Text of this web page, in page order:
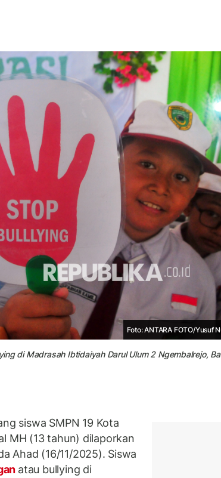
Foto: ANTARA FOTO/Yusuf
di Madrasah Ibtidaiyah Darul Ulum 2 Ngembalrejo,
siswa SMPN 19 Kota
MH (13 tahun) dilaporkan
Ahad (16/11/2025). Siswa
atau bullying di